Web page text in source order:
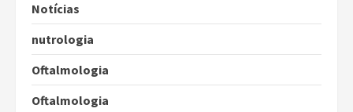
Notícias
nutrologia
Oftalmologia
Oftalmologia